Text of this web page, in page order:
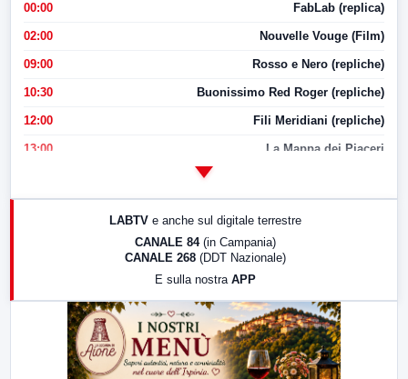
00:00 FabLab (replica)
02:00 Nouvelle Vouge (Film)
09:00 Rosso e Nero (repliche)
10:30 Buonissimo Red Roger (repliche)
12:00 Fili Meridiani (repliche)
13:00 La Mappa dei Piaceri
LabNews (replica)
LABTV e anche sul digitale terrestre
CANALE 84 (in Campania)
CANALE 268 (DDT Nazionale)
E sulla nostra APP